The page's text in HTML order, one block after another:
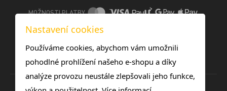
MOŽNOSTI PLATBY
DOPRAVNÍ METODY
Nastavení cookies
Používáme cookies, abychom vám umožnili
pohodlné prohlížení našeho e-shopu a díky
analýze provozu neustále zlepšovali jeho funkce,